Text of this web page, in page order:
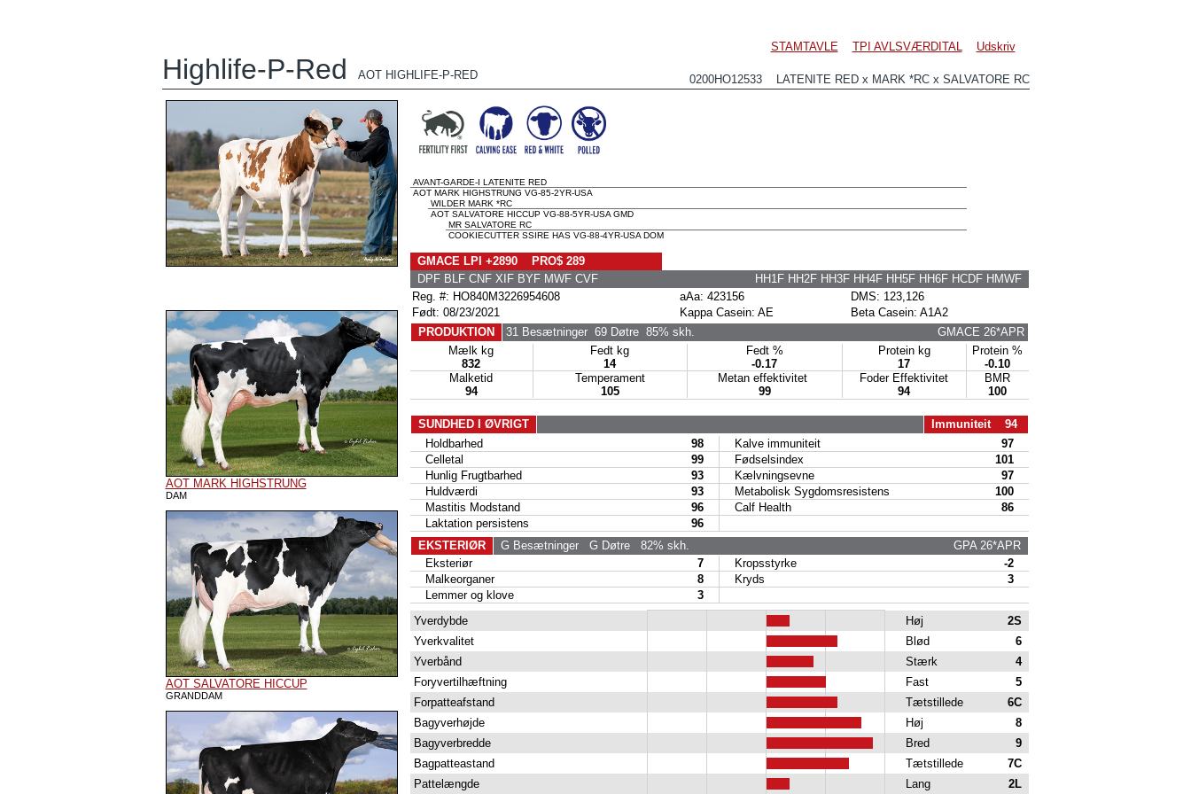
STAMTAVLE TPI AVLSVÆRDITAL Udskriv
Highlife-P-Red AOT HIGHLIFE-P-RED 0200HO12533 LATENITE RED x MARK *RC x SALVATORE RC
AOT MARK HIGHSTRUNG
DAM
AOT SALVATORE HICCUP
GRANDDAM
AVANT-GARDE-I LATENITE RED
AOT MARK HIGHSTRUNG VG-85-2YR-USA
WILDER MARK *RC
AOT SALVATORE HICCUP VG-88-5YR-USA GMD
MR SALVATORE RC
COOKIECUTTER SSIRE HAS VG-88-4YR-USA DOM
GMACE LPI +2890 PRO$ 289
DPF BLF CNF XIF BYF MWF CVF
HH1F HH2F HH3F HH4F HH5F HH6F HCDF HMWF
Reg. #: HO840M3226954608
aAa: 423156
DMS: 123,126
Født: 08/23/2021
Kappa Casein: AE
Beta Casein: A1A2
PRODUKTION
31 Besætninger69 Døtre85% skh.
GMACE 26*APR
Mælk kg
832
Fedt kg
14
Fedt %
-0.17
Protein kg
17
Protein %
-0.10
Malketid
94
Temperament
105
Metan effektivitet
99
Foder Effektivitet
94
BMR
100
SUNDHED I ØVRIGT
Immuniteit 94
Holdbarhed
98 Kalve immuniteit
97
Celletal
99 Fødselsindex
101
Hunlig Frugtbarhed
93 Kælvningsevne
97
Huldværdi
93 Metabolisk Sygdomsresistens
100
Mastitis Modstand
96 Calf Health
86
Laktation persistens
96
EKSTERIØR
G BesætningerG Døtre82% skh.
GPA 26*APR
Eksteriør
7 Kropsstyrke
-2
Malkeorganer
8 Kryds
3
Lemmer og klove
3
Yverdybde
Høj
2S
Yverkvalitet
Blød
6
Yverbånd
Stærk
4
Foryvertilhæftning
Fast
5
Forpatteafstand
Tætstillede
6C
Bagyverhøjde
Høj
8
Bagyverbredde
Bred
9
Bagpatteastand
Tætstillede
7C
Pattelængde
Lang 2L